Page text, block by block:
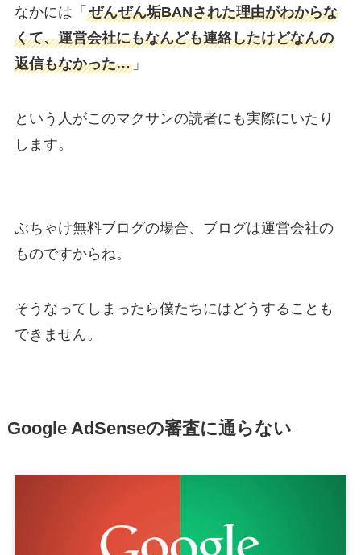
なかには「 ぜんぜん垢BANされた理由がわからな
くて、運営会社にもなんども連絡したけどなんの
返信もなかった…」
という人がこのマクサンの読者にも実際にいたり
します。
ぶちゃけ無料ブログの場合、ブログは運営会社の
ものですからね。
そうなってしまったら僕たちにはどうすることも
できません。
Google AdSenseの審査に通らない